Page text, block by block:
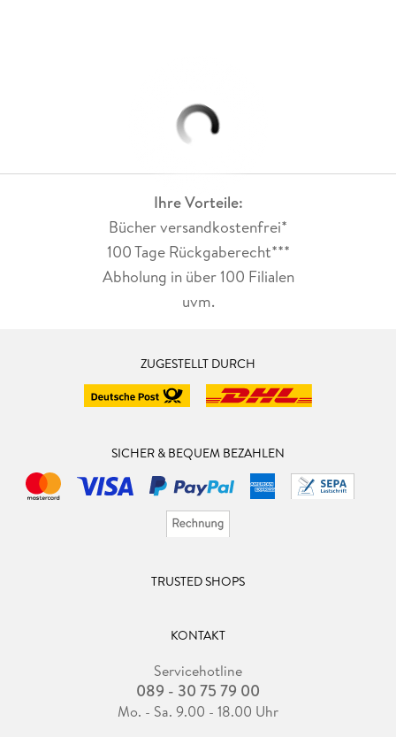
Ihre Vorteile:
Bücher versandkostenfrei*
100 Tage Rückgaberecht***
Abholung in über 100 Filialen
uvm.
ZUGESTELLT DURCH
SICHER & BEQUEM BEZAHLEN
TRUSTED SHOPS
KONTAKT
Servicehotline
089 - 30 75 79 00
Mo. - Sa. 9.00 - 18.00 Uhr